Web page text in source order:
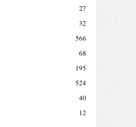
27
32
566
68
195
524
40
12